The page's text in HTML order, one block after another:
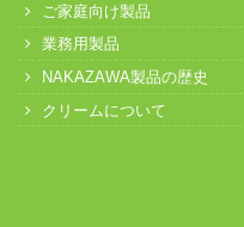
ご家庭向け製品
業務用製品
NAKAZAWA製品の歴史
クリームについて